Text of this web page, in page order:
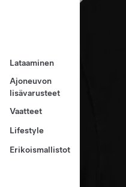
Lataaminen
Ajoneuvon
lisävarusteet
Vaatteet
Lifestyle
Erikoismallistot